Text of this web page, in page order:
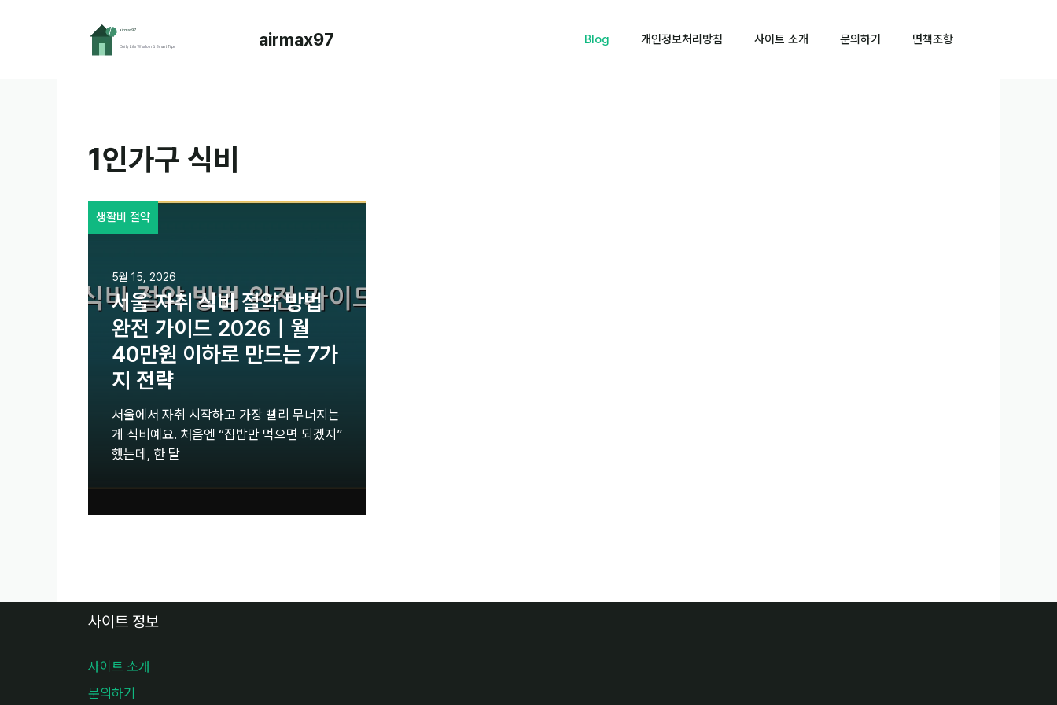
airmax97 Blog 개인정보처리방침 사이트 소개 문의하기 면책조항
1인가구 식비
생활비 절약
5월 15, 2026
서울 자취 식비 절약 방법
완전 가이드 2026｜월
40만원 이하로 만드는 7가
지 전략
서울에서 자취 시작하고 가장 빨리 무너지는
게 식비예요. 처음엔 “집밥만 먹으면 되겠지”
했는데, 한 달
사이트 정보
사이트 소개
문의하기